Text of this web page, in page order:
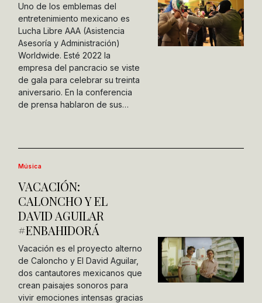
Uno de los emblemas del
entretenimiento mexicano es
Lucha Libre AAA (Asistencia
Asesoría y Administración)
Worldwide. Esté 2022 la
empresa del pancracio se viste
de gala para celebrar su treinta
aniversario. En la conferencia
de prensa hablaron de sus…
Música
VACACIÓN:
CALONCHO Y EL
DAVID AGUILAR
#ENBAHIDORÁ
Vacación es el proyecto alterno
de Caloncho y El David Aguilar,
dos cantautores mexicanos que
crean paisajes sonoros para
vivir emociones intensas gracias